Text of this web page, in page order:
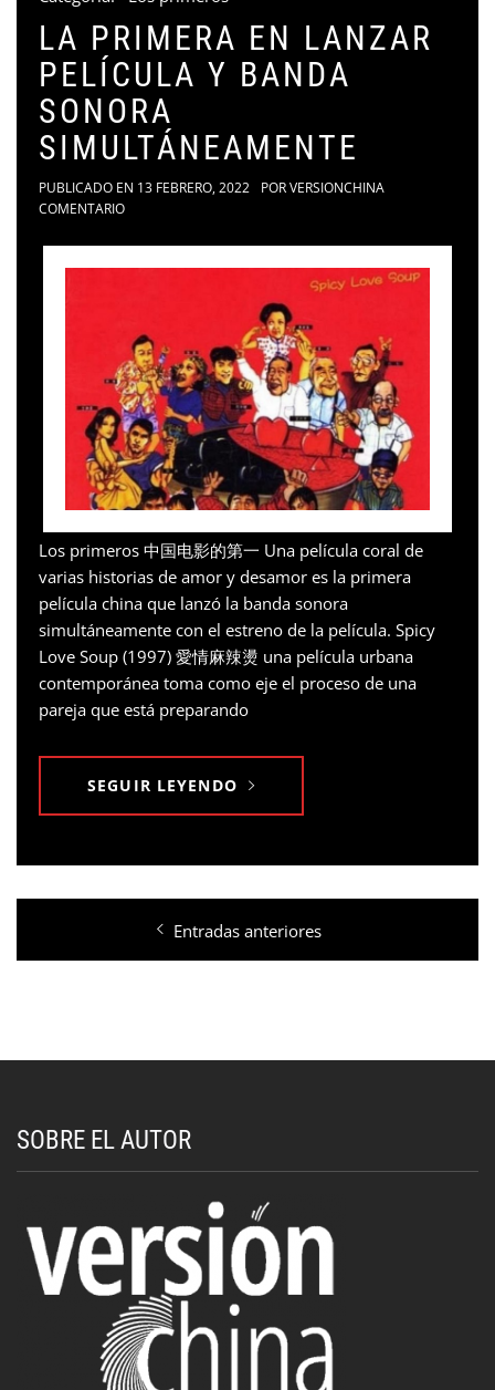
LA PRIMERA EN LANZAR
PELÍCULA Y BANDA
SONORA
SIMULTÁNEAMENTE
PUBLICADO EN 13 FEBRERO, 2022 PORVERSIONCHINA
COMENTARIO
Los primeros 中国电影的第一 Una película coral de
varias historias de amor y desamor es la primera
película china que lanzó la banda sonora
simultáneamente con el estreno de la película. Spicy
Love Soup (1997) 愛情麻辣燙 una película urbana
contemporánea toma como eje el proceso de una
pareja que está preparando
SEGUIR LEYENDO
Navegación
de
Entradas anteriores
SOBRE EL AUTOR